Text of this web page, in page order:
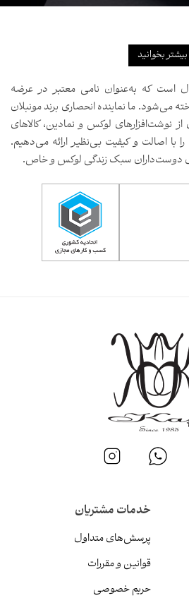
بیشتر بخوانید
استورز بیش از ۳۰ سال است که به‌عنوان نامی معتبر در عرضه
می‌شود. ما نماینده انحصاری برند مونبلان
نوشت‌افزارهای لوکس و نمادین، کالاهای
اصالت و کیفیت بی‌نظیر ارائه می‌دهیم.
دوست‌داران سبک زندگی لوکس و خاص.
خدمات مشتریان
پرسش‌های متداول
قوانین و مقررات
حریم خصوصی